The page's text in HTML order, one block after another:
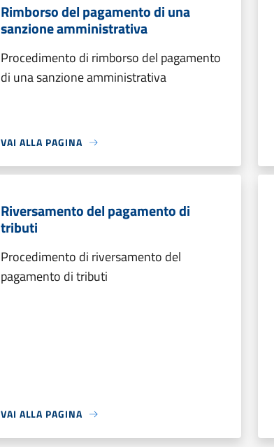
Rimborso del pagamento di una
sanzione amministrativa
Procedimento di rimborso del pagamento
di una sanzione amministrativa
VAI ALLA PAGINA
Riversamento del pagamento di
tributi
Procedimento di riversamento del
pagamento di tributi
VAI ALLA PAGINA